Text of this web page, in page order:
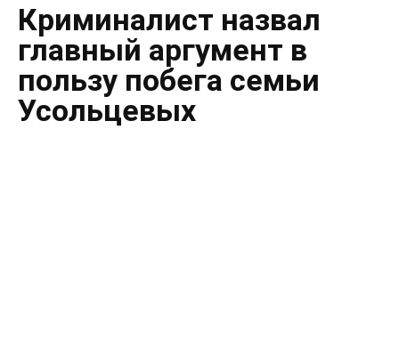
Криминалист назвал
главный аргумент в
пользу побега семьи
Усольцевых